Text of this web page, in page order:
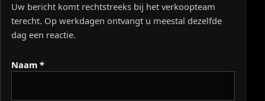
Uw bericht komt rechtstreeks bij het verkoopteam
terecht. Op werkdagen ontvangt u meestal dezelfde
dag een reactie.
Naam *